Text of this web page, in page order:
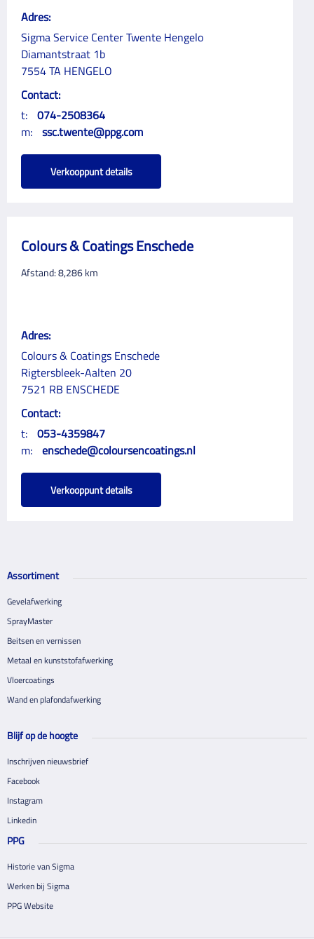
Adres:
Sigma Service Center Twente Hengelo
Diamantstraat 1b
7554 TA HENGELO
Contact:
t: 074-2508364
m: ssc.twente@ppg.com
Verkooppunt details
Colours & Coatings Enschede
Afstand:8,286km
Adres:
Colours & Coatings Enschede
Rigtersbleek-Aalten 20
7521 RB ENSCHEDE
Contact:
t: 053-4359847
m: enschede@coloursencoatings.nl
Verkooppunt details
Assortiment
Gevelafwerking
SprayMaster
Beitsen en vernissen
Metaal en kunststofafwerking
Vloercoatings
Wand en plafondafwerking
Blijf op de hoogte
Inschrijven nieuwsbrief
Facebook
Instagram
Linkedin
PPG
Historie van Sigma
Werken bij Sigma
PPG Website